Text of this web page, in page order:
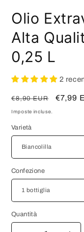
Olio
Alta
0,25 L
2
Prezzo
di
€8,90 EUR
Prezzo
€7,99
Imposte incluse.
Varietà
Confezione
Quantità